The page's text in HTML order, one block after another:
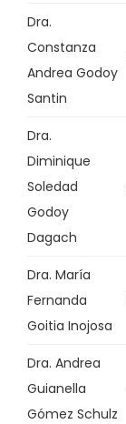
Dra.
Constanza
Andrea Godoy
Santin
Dra.
Diminique
Soledad
Godoy
Dagach
Dra. María
Fernanda
Goitia Inojosa
Dra. Andrea
Guianella
Gómez Schulz